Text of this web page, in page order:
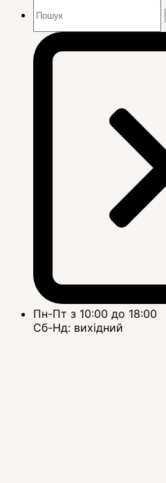
Пн-Пт з 10:00 до 18:00
Сб-Нд: вихідний